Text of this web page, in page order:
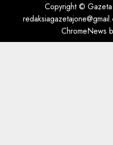
AUGUST
Copyright ©
ChromeNews